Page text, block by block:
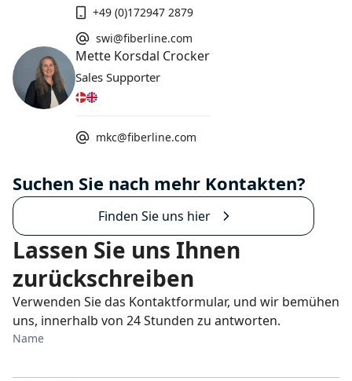
+49 (0)172947 2879
swi@fiberline.com
Mette Korsdal Crocker
Sales Supporter
mkc@fiberline.com
Suchen Sie nach mehr Kontakten?
Finden Sie uns hier
Lassen Sie uns Ihnen
zurückschreiben
Verwenden Sie das Kontaktformular, und wir bemühen
uns, innerhalb von 24 Stunden zu antworten.
Name